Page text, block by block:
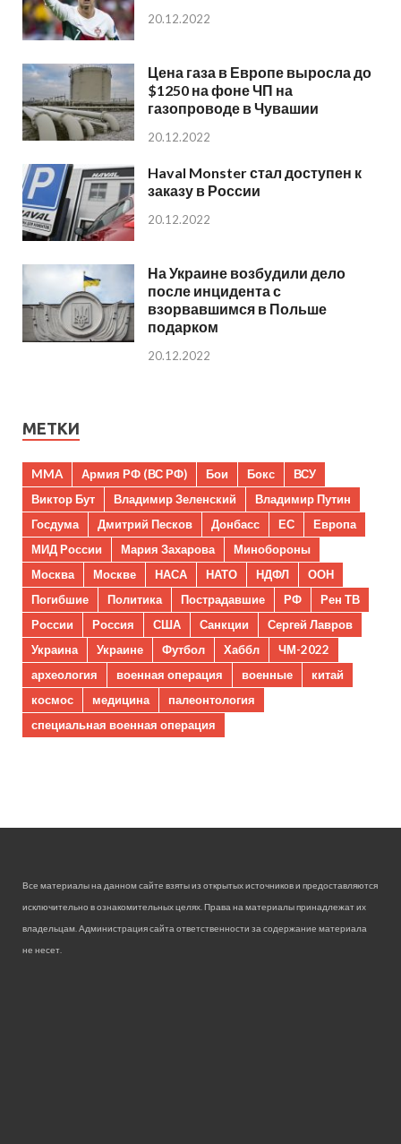
20.12.2022
Цена газа в Европе выросла до
$1250 на фоне ЧП на
газопроводе в Чувашии
20.12.2022
Haval Monster стал доступен к
заказу в России
20.12.2022
На Украине возбудили дело
после инцидента с
взорвавшимся в Польше
подарком
20.12.2022
МЕТКИ
MMA Армия РФ (ВС РФ) Бои Бокс
ВСУ
Виктор Бут
Владимир Зеленский
Владимир Путин
Госдума
Дмитрий Песков Донбасс ЕС
Европа
МИД России
Мария Захарова
Минобороны
Москва
Москве НАСА НАТО НДФЛ
ООН
Погибшие
Политика Пострадавшие РФ
Рен ТВ
России
Россия США Санкции
Сергей Лавров
Украина
Украине Футбол Хаббл
ЧМ-2022
археология
военная операция военные
китай
космос
медицина
палеонтология
специальная военная операция
Все материалы на данном сайте взяты из открытых источников и предоставляются
исключительно в ознакомительных целях. Права на материалы принадлежат их
владельцам. Администрация сайта ответственности за содержание материала
не несет.